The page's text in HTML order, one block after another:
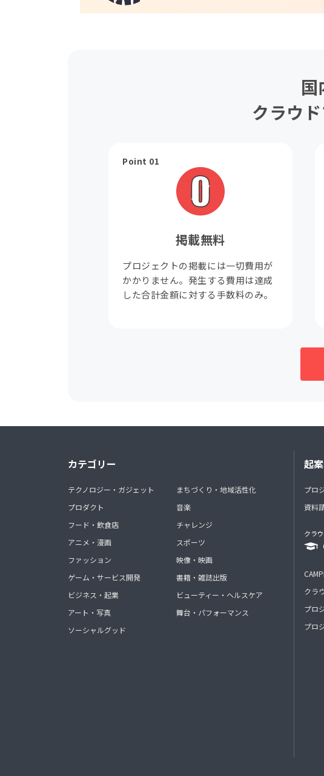
クラウ
Point 01
掲載無料
プロジェクトの掲載には一切費用が
かかりません。発生する費用は達成
した合計金額に対する手数料のみ。
カテゴリー
テクノロジー・ガジェット
プロダクト
フード・飲食店
アニメ・漫画
ファッション
ゲーム・サービス開発
ビジネス・起業
アート・写真
ソーシャルグッド
まちづくり・地域活性化
音楽
チャレンジ
スポーツ
映像・映画
書籍・雑誌出版
ビューティー・ヘルスケア
舞台・パフォーマンス
起
プロ
資料
クラ
クラ
プロ
プロ